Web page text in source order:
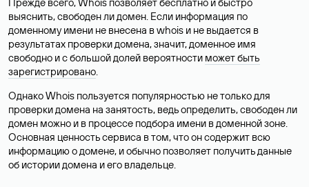
выяснить, свободен ли домен. Если информация по
доменному имени не внесена в whois и не выдается в
результатах проверки домена, значит, доменное имя
свободно и с большой долей вероятности может быть
зарегистрировано.
Однако Whois пользуется популярностью не только для
проверки домена на занятость, ведь определить, свободен ли
домен можно и в процессе подбора имени в доменной зоне.
Основная ценность сервиса в том, что он содержит всю
информацию о домене, и обычно позволяет получить данные
об истории домена и его владельце.